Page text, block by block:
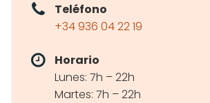
Teléfono
+34 936 04 22 19
Horario
Lunes: 7h – 22h
Martes: 7h – 22h